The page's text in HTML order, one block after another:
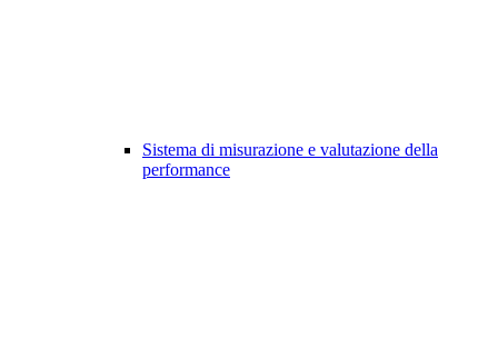
Sistema di misurazione e valutazione della
performance